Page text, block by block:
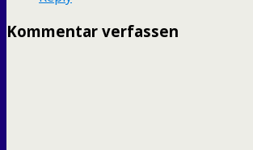
Kommentar verfassen